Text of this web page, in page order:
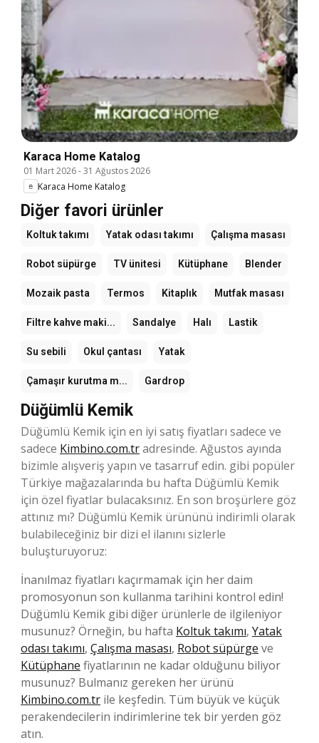
Karaca Home Katalog
01 Mart 2026-31 Ağustos 2026
Karaca Home Katalog
Diğer favori ürünler
Koltuk takımı Yatak odası takımı Çalışma masası
Robot süpürge TV ünitesi Kütüphane Blender
Mozaik pasta Termos Kitaplık Mutfak masası
Filtre kahve maki... Sandalye Halı Lastik
Su sebili Okul çantası Yatak
Çamaşır kurutma m... Gardrop
Düğümlü Kemik
Düğümlü Kemik için en iyi satış fiyatları sadece ve
sadece Kimbino.com.tradresinde. Ağustos ayında
bizimle alışveriş yapın ve tasarruf edin. gibi popüler
Türkiye mağazalarında bu hafta Düğümlü Kemik
için özel fiyatlar bulacaksınız. En son broşürlere göz
attınız mı? Düğümlü Kemik ürününü indirimli olarak
bulabileceğiniz bir dizi el ilanını sizlerle
buluşturuyoruz:
İnanılmaz fiyatları kaçırmamak için her daim
promosyonun son kullanma tarihini kontrol edin!
Düğümlü Kemik gibi diğer ürünlerle de ilgileniyor
musunuz? Örneğin, bu hafta Koltuk takımı, Yatak
odası takımı, Çalışma masası, Robot süpürge ve
Kütüphane fiyatlarının ne kadar olduğunu biliyor
musunuz? Bulmanız gereken her ürünü
Kimbino.com.tr ile keşfedin. Tüm büyük ve küçük
perakendecilerin indirimlerine tek bir yerden göz
atın.